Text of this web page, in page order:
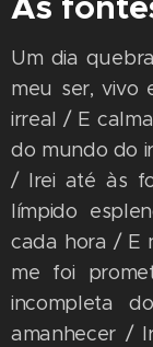
Um dia
meu ser,
irreal / E
do mundo do
/ Irei até às
límpido
cada hora / E
me foi
incompleta
amanhecer /